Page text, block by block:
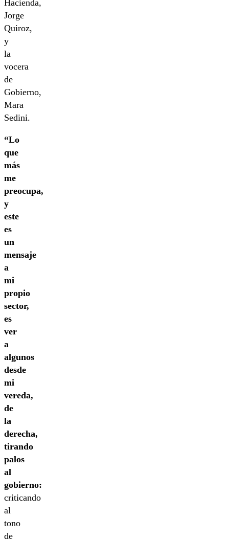
Hacienda,
Jorge
Quiroz,
y
la
vocera
de
Gobierno,
Mara
Sedini.
“Lo
que
más
me
preocupa,
y
este
es
un
mensaje
a
mi
propio
sector,
es
ver
a
algunos
desde
mi
vereda,
de
la
derecha,
tirando
palos
al
gobierno:
criticando
al
tono
de